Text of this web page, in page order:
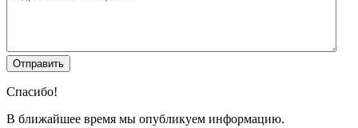
Спасибо!
В ближайшее время мы опубликуем информацию.